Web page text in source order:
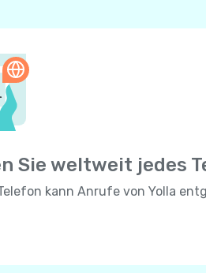
Sie weltweit jedes
kann Anrufe von Yolla